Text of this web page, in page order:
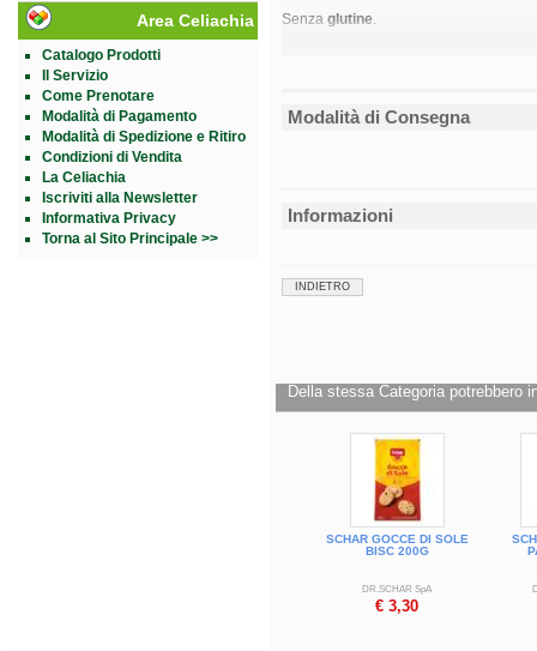
Area Celiachia
Catalogo Prodotti
Il Servizio
Come Prenotare
Modalità di Pagamento
Modalità di Spedizione e Ritiro
Condizioni di Vendita
La Celiachia
Iscriviti alla Newsletter
Informativa Privacy
Torna al Sito Principale >>
Senzaglutine.
Busta da 200 g.
Modalità di Consegna
Informazioni
INDIETRO
Della stessa Categoria potrebbero
SCHAR GOCCE DI SOLE
BISC 200G
DR.SCHAR SpA
€ 3,30